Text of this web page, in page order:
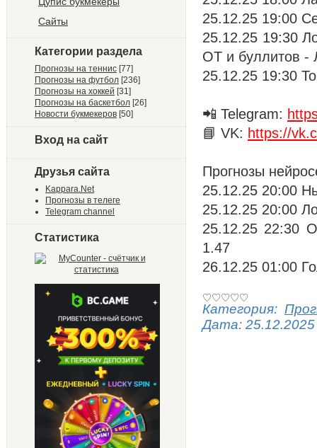
Сайты
Категории раздела
Прогнозы на теннис [77]
Прогнозы на футбол [236]
Прогнозы на хоккей [31]
Прогнозы на баскетбол [26]
Новости букмекеров [50]
Вход на сайт
Друзья сайта
Kappara.Net
Прогнозы в телеге
Telegram channel
Статистика
25.12.25 19:00
25.12.25 19:30
ОТ и буллитов -
25.12.25 19:30
📲 Telegram:
📘 VK: https://
Прогнозы
25.12.25 20:00
25.12.25 20:00
25.12.25 22:30
1.47
26.12.25 01:00
Категория:
Дата: 25.12.2025